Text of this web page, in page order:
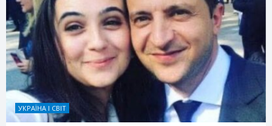
УКРАЇНА І СВІТ